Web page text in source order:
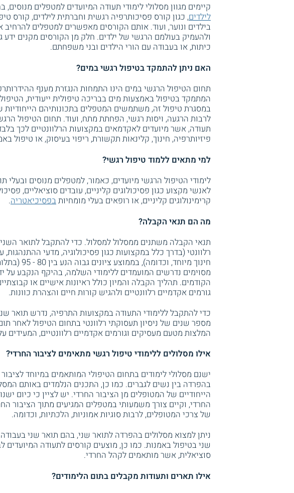
קיימים מגוון מסלולי לימודי תעודה המיועדים למטפלים
לילדים
בילדים ונוער, ועוד. אותם הקורסים מאפשרים למטפלים
ולהעמיק בעולמם הרגשי של ילדים. חלק מן הקורסים מקנים
כיתות, או בעבודה עם הורי הילדים ובני משפחתם.
האם ניתן להתמקד בטיפול רגשי במים?
תחום הטיפול הרגשי במים הינו התמחות הנגזרת מענף
המתמקד בטיפול באמצעות מים בבריכה טיפולית ייעודית,
במסגרת טיפול זה, משתמשים המטפלים בתכונותיהם
לרבות הרגעה, ויסות רגשי, הפחתת מתח, ועוד. תחום הטיפול
תעודה, אשר מיועדים לאקדמאים במקצועות הרלוונטיים לכך
פיזיותרפיה, חינוך, קלינאות תקשורת, ריפוי בעיסוק, או טיפול
למי מתאים ללמוד טיפול רגשי?
לימודי הטיפול הרגשי מיועדים, כאמור, למטפלים מנוסים ובעלי
לאנשי מקצוע כגון פסיכולוגים קליניים, עובדים סוציאליים,
קרימינולוגים קליניים, או רופאים בעלי מומחיותבפסיכיאטריה.
מה הם תנאי הקבלה?
תנאי הקבלה משתנים ממסלול למסלול. כדי להתקבל לתואר
רלוונטי (בדרך כלל במקצועות כגון פסיכולוגיה, מדעי
חינוך
מסוימים נדרשים המועמדים ללימודי השלמה, בהיקף הנקבע על
הקודמים. תהליך הקבלה והמיון כולל ראיונות אישיים או
גורמים אקדמיים רלוונטיים ולהגיש קורות חיים והצהרת כוונות.
כדי להתקבל ללימודי התעודה במקצועות התרפיה, נדרש תואר שני
מספר שנים של ניסיון תעסוקתי רלוונטי בתחום הטיפול לאחר
המלצות מטעם מעסיקים וגורמים אקדמיים רלוונטיים, המעידים
אילו מסלולים ללימודי טיפול רגשי מתאימים לציבור החרדי?
ישנם מסלולי לימודים בתחום הטיפולי המותאמים במיוחד
בהפרדה בין נשים לגברים. כמו כן, התכנים הנלמדים באותם
הייחודיים של המטופלים מן הציבור החרדי. יש לציין כי כיום
החרדי, וקיים צורך משמעותי במטפלים המגיעים מתוך הציבור
של צרכי המטופלים, לרבות סוגיות אמוניות, הלכתיות, וכדומה.
ניתן למצוא מסלולים בהפרדה לתואר שני, בהם תואר שני
שני בטיפול באמנות. כמו כן, מוצעים קורסים לתעודה המיועדים
סוציאלית, אשר מותאמים לקהל החרדי.
אילו תארים ותעודות מקבלים בתום הלימודים?